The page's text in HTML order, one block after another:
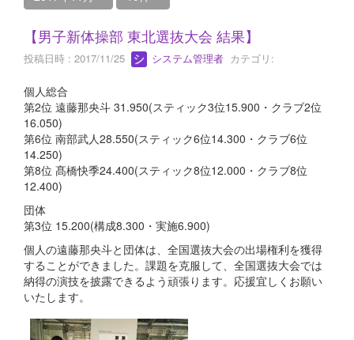
【男子新体操部 東北選抜大会 結果】
投稿日時 : 2017/11/25 システム管理者 カテゴリ:
個人総合
第2位 遠藤那央斗 31.950(スティック3位15.900・クラブ2位
16.050)
第6位 南部武人28.550(スティック6位14.300・クラブ6位
14.250)
第8位 髙橋快季24.400(スティック8位12.000・クラブ8位
12.400)
団体
第3位 15.200(構成8.300・実施6.900)
個人の遠藤那央斗と団体は、全国選抜大会の出場権利を獲得
することができました。課題を克服して、全国選抜大会では
納得の演技を披露できるよう頑張ります。応援宜しくお願い
いたします。